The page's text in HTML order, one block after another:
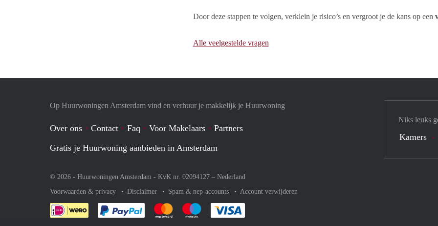
Door deze stappen te volgen, verklein je risico’s en vergroot je de kans op een
Alle veelgestelde vragen
Op Huurwoningen Amsterdam vind en verhuur je makkelijk je Huurwoning
Over ons Contact Faq Voor Makelaars
Partners
Gratis je Huurwoning aanbieden in Amsterdam
© 2026 - Huurwoningen Amsterdam - KvK nr. 02094127 – Nederland
Voorwaarden & privacy
Disclaimer Spam & nep-accounts Account verwijderen
Je rekent gemakkelijk af met Paypal
Je rekent gemakkelijk af met Mastercard
Je rekent gemakkelijk af met Meastro
Niks leuks
Kamers